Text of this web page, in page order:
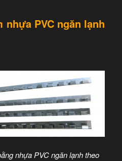
nhựa PVC ngăn lạnh
nhựa PVC ngăn lạnh theo